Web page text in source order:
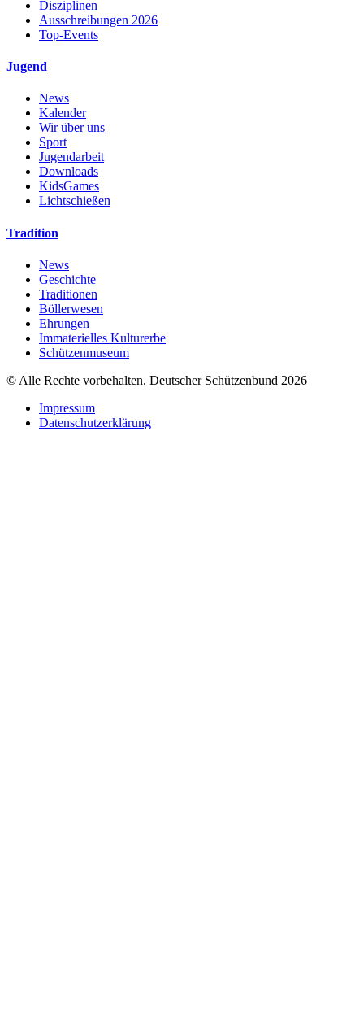
Disziplinen
Ausschreibungen 2026
Top-Events
Jugend
News
Kalender
Wir über uns
Sport
Jugendarbeit
Downloads
KidsGames
Lichtschießen
Tradition
News
Geschichte
Traditionen
Böllerwesen
Ehrungen
Immaterielles Kulturerbe
Schützenmuseum
© Alle Rechte vorbehalten. Deutscher Schützenbund 2026
Impressum
Datenschutzerklärung